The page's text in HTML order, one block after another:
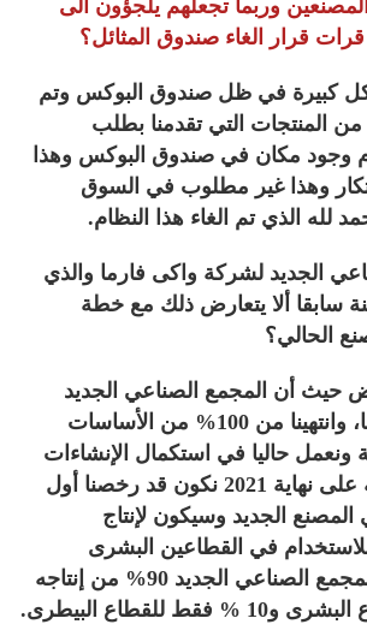
وربما تجعلهم يلجؤون الى
قرار الغاء صندوق المثائل؟
كبيرة في ظل صندوق البوكس وتم
المنتجات التي تقدمنا بطلب
وجود مكان في صندوق البوكس وهذا
وهذا غير مطلوب في السوق
لله الذي تم الغاء هذا النظام.
الجديد لشركة واكى فارما والذي
سابقا ألا يتعارض ذلك مع خطة
الحالي؟
حيث أن المجمع الصناعي الجديد
نعمل به أيضا، وانتهينا من 100% من الأساسات
ونعمل حاليا في استكمال الإنشاءات
وان شاء الله على نهاية 2021 نكون قد رخصنا أول
الجديد وسيكون لإنتاج
للاستخدام في القطاعين البشرى
والبيطري، المجمع الصناعي الجديد 90% من إنتاجه
فقط للقطاع البيطرى.